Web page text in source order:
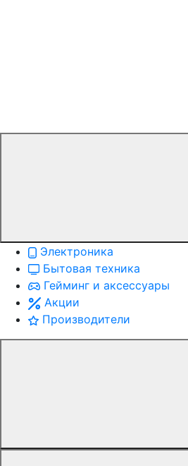
Электроника
Бытовая техника
Гейминг и аксессуары
Акции
Производители